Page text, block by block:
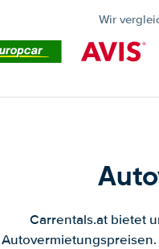
Wir
Carrentals.at bietet